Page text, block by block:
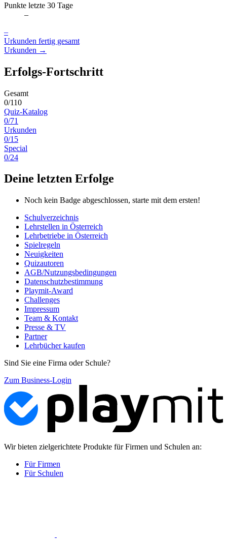
Punkte letzte 30 Tage
–
–
Urkunden fertig gesamt
Urkunden →
Erfolgs-Fortschritt
Gesamt
0/110
Quiz-Katalog
0/71
Urkunden
0/15
Special
0/24
Deine letzten Erfolge
Noch kein Badge abgeschlossen, starte mit dem ersten!
Schulverzeichnis
Lehrstellen in Österreich
Lehrbetriebe in Österreich
Spielregeln
Neuigkeiten
Quizautoren
AGB/Nutzungsbedingungen
Datenschutzbestimmung
Playmit-Award
Challenges
Impressum
Team & Kontakt
Presse & TV
Partner
Lehrbücher kaufen
Sind Sie eine Firma oder Schule?
Zum Business-Login
Wir bieten zielgerichtete Produkte für Firmen und Schulen an:
Für Firmen
Für Schulen